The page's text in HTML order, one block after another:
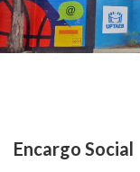
Encargo Social